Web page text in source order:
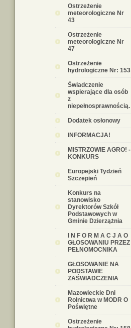
Ostrzeżenie
meteorologiczne Nr
43
Ostrzeżenie
meteorologiczne Nr
47
Ostrzeżenie
hydrologiczne Nr: 153
Świadczenie
wspierające dla osób
z
niepełnosprawnością.
Dodatek osłonowy
INFORMACJA!
MISTRZOWIE AGRO! -
KONKURS
Europejski Tydzień
Szczepień
Konkurs na
stanowisko
Dyrektorów Szkół
Podstawowych w
Gminie Dzierzążnia
I N F O R M A C J A O
GŁOSOWANIU PRZEZ
PEŁNOMOCNIKA
GŁOSOWANIE NA
PODSTAWIE
ZAŚWIADCZENIA
Mazowieckie Dni
Rolnictwa w MODR O
Poświętne
Ostrzeżenie